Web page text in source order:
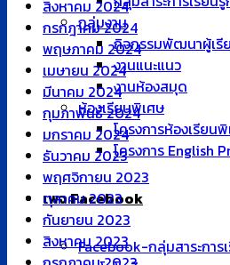
กลุ่มงาน
กิจกรรมพัฒนาผู้เรี
งานแนะแนว
งานห้องสมุด
ห้องเรียนพิเศษ
โครงการห้องเรียน
โครงการ English
เพจ Facebook
Facebook-กลุ่มสาระการ
สิงหาคม 2024
กรกฎาคม 2024
พฤษภาคม 2024
เมษายน 2024
มีนาคม 2024
กุมภาพันธ์ 2024
มกราคม 2024
ธันวาคม 2023
พฤศจิกายน 2023
ตุลาคม 2023
กันยายน 2023
สิงหาคม 2023